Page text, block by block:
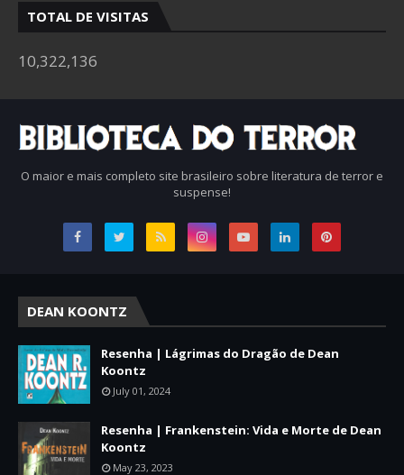
TOTAL DE VISITAS
10,322,136
O maior e mais completo site brasileiro sobre literatura de terror e
suspense!
DEAN KOONTZ
Resenha | Lágrimas do Dragão de Dean
Koontz
July 01, 2024
Resenha | Frankenstein: Vida e Morte de Dean
Koontz
May 23, 2023